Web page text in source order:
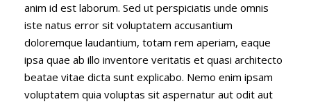
anim id est laborum. Sed ut perspiciatis unde omnis
iste natus error sit voluptatem accusantium
doloremque laudantium, totam rem aperiam, eaque
ipsa quae ab illo inventore veritatis et quasi architecto
beatae vitae dicta sunt explicabo. Nemo enim ipsam
voluptatem quia voluptas sit aspernatur aut odit aut